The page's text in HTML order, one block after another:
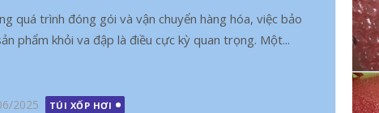
quá trình đóng gói và vận chuyển hàng hóa, việc bảo
phẩm khỏi va đập là điều cực kỳ quan trọng. Một...
2025 TÚI XỐP HƠI